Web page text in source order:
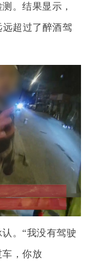
。结果显示，
远超过了醉酒驾
。“我没有驾驶
，你放